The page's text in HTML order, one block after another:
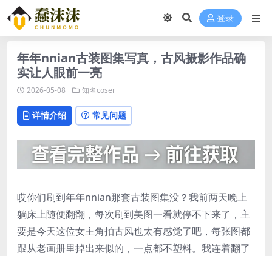
登录
年年nnian古装图集写真，古风摄影作品确
实让人眼前一亮
2026-05-08 知名coser
详情介绍 常见问题
哎你们刷到年年nnian那套古装图集没？我前两天晚上
躺床上随便翻翻，每次刷到美图一看就停不下来了，主
要是今天这位女主角拍古风也太有感觉了吧，每张图都
跟从老画册里掉出来似的，一点都不塑料。我连着翻了